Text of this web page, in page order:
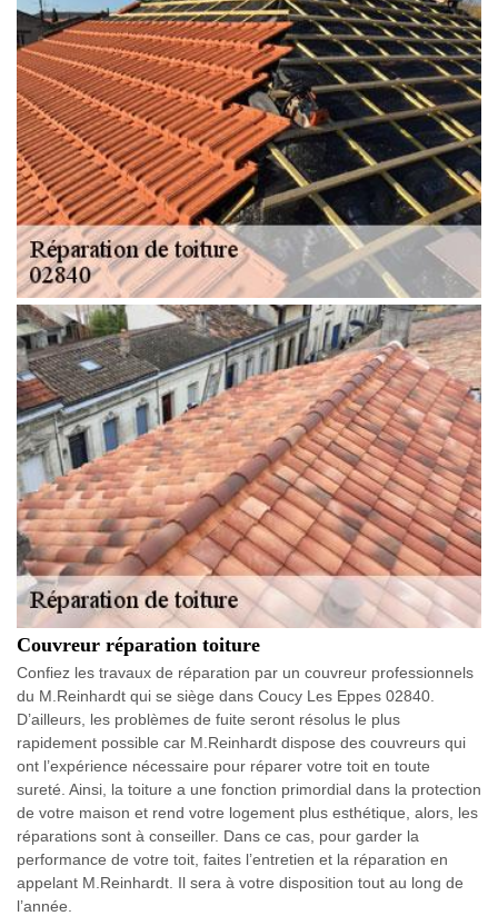
Couvreur réparation toiture
Confiez les travaux de réparation par un couvreur professionnels
du M.Reinhardt qui se siège dans Coucy Les Eppes 02840.
D’ailleurs, les problèmes de fuite seront résolus le plus
rapidement possible car M.Reinhardt dispose des couvreurs qui
ont l’expérience nécessaire pour réparer votre toit en toute
sureté. Ainsi, la toiture a une fonction primordial dans la protection
de votre maison et rend votre logement plus esthétique, alors, les
réparations sont à conseiller. Dans ce cas, pour garder la
performance de votre toit, faites l’entretien et la réparation en
appelant M.Reinhardt. Il sera à votre disposition tout au long de
l’année.